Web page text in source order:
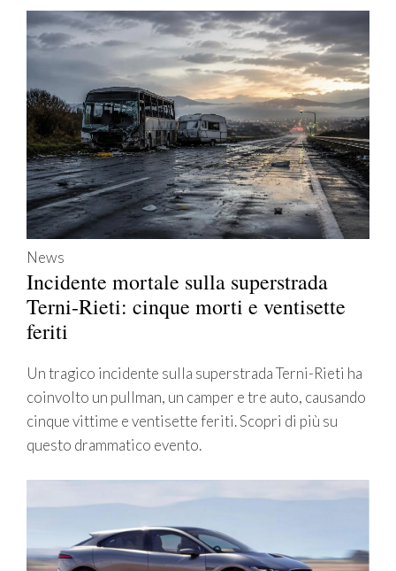
News
Incidente mortale sulla superstrada
Terni-Rieti: cinque morti e ventisette
feriti
Un tragico incidente sulla superstrada Terni-Rieti ha
coinvolto un pullman, un camper e tre auto, causando
cinque vittime e ventisette feriti. Scopri di più su
questo drammatico evento.